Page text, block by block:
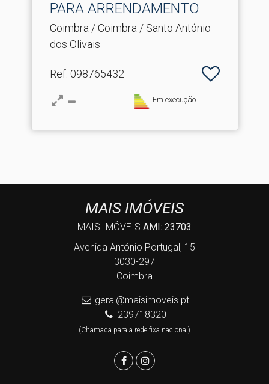
PARA ARRENDAMENTO
Coimbra / Coimbra / Santo António
dos Olivais
Ref: 098765432
Em execução
MAIS IMÓVEIS
MAIS IMÓVEIS AMI: 23703
Avenida António Portugal, 15
3030-297
Coimbra
geral@maisimoveis.pt
239718320
(Chamada para a rede fixa nacional)